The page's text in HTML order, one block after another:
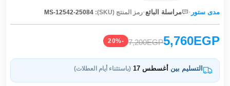
مدى ستور · مراسلة البائع·رمز المنتج (SKU): MS-12542-25084
5,760EGP
7,200EGP
-20%
التسليم بين أغسطس 17 (باستثناء أيام العطلات)